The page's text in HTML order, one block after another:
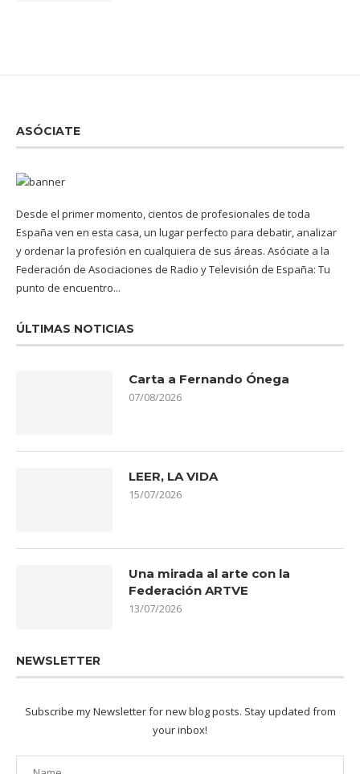
ASÓCIATE
Desde el primer momento, cientos de profesionales de toda
España ven en esta casa, un lugar perfecto para debatir, analizar
y ordenar la profesión en cualquiera de sus áreas. Asóciate a la
Federación de Asociaciones de Radio y Televisión de España: Tu
punto de encuentro...
ÚLTIMAS NOTICIAS
Carta a Fernando Ónega
07/08/2026
LEER, LA VIDA
15/07/2026
Una mirada al arte con la
Federación ARTVE
13/07/2026
NEWSLETTER
Subscribe my Newsletter for new blog posts. Stay updated from
your inbox!